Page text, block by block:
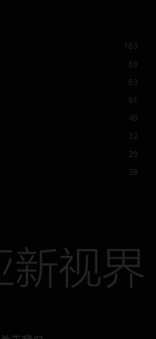
103
69
63
61
40
32
29
26